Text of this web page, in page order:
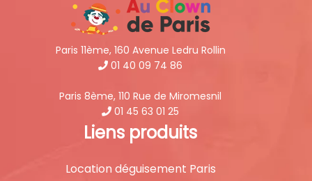
Paris 11ème, 160 Avenue Ledru Rollin
01 40 09 74 86
Paris 8ème, 110 Rue de Miromesnil
01 45 63 01 25
Liens produits
Location déguisement Paris